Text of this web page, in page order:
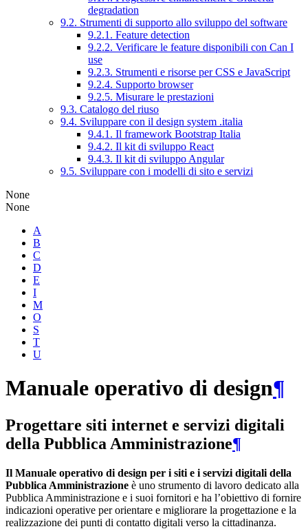
degradation
9.2. Strumenti di supporto allo sviluppo del software
9.2.1. Feature detection
9.2.2. Verificare le feature disponibili con Can I
use
9.2.3. Strumenti e risorse per CSS e JavaScript
9.2.4. Supporto browser
9.2.5. Misurare le prestazioni
9.3. Catalogo del riuso
9.4. Sviluppare con il design system .italia
9.4.1. Il framework Bootstrap Italia
9.4.2. Il kit di sviluppo React
9.4.3. Il kit di sviluppo Angular
9.5. Sviluppare con i modelli di sito e servizi
None
None
A
B
C
D
E
I
M
O
S
T
U
Manuale operativo di design¶
Progettare siti internet e servizi digitali
della Pubblica Amministrazione¶
Il Manuale operativo di design per i siti e i servizi digitali della
Pubblica Amministrazione è uno strumento di lavoro dedicato alla
Pubblica Amministrazione e i suoi fornitori e ha l’obiettivo di fornire
indicazioni operative per orientare e migliorare la progettazione e la
realizzazione dei punti di contatto digitali verso la cittadinanza.